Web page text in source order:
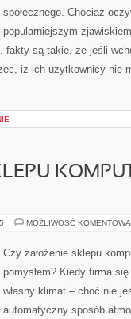
społecznego. Chociaż
popularniejszym
są takie, że jeśli
iż ich użytkownicy nie
MOŻLIWOŚĆ
Czy założenie sklepu
pomysłem? Kiedy firma
własny klimat – choć nie
automatyczny sposób